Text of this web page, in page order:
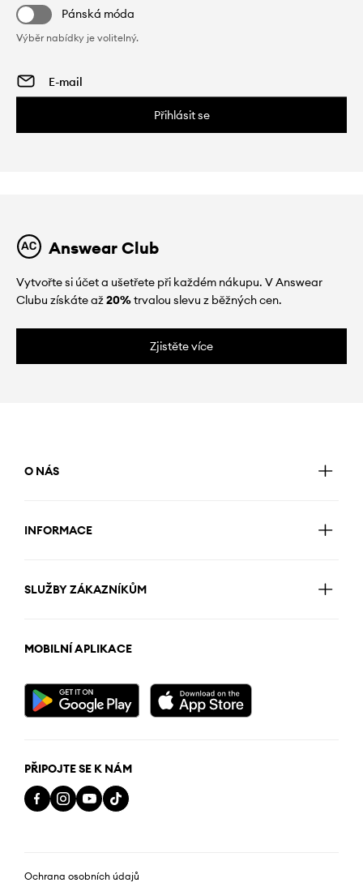
Pánská móda
Výběr nabídky je volitelný.
Přihlásit se
Answear Club
Vytvořte si účet a ušetřete při každém nákupu. V Answear
Clubu získáte až20%trvalou slevu z běžných cen.
Zjistěte více
O NÁS
INFORMACE
SLUŽBY ZÁKAZNÍKŮM
MOBILNÍ APLIKACE
PŘIPOJTE SE K NÁM
Ochrana osobních údajů